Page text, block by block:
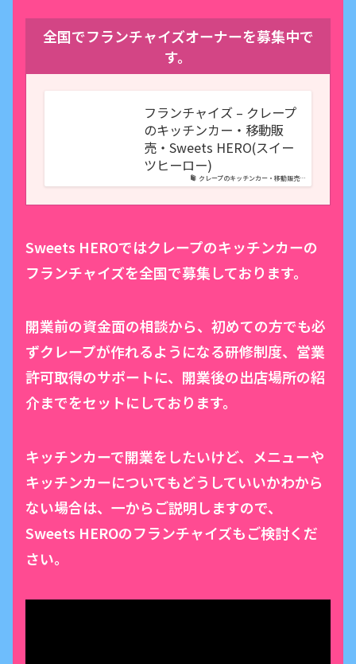
全国でフランチャイズオーナーを募集中で
す。
クレープのキッチンカー・移動販売…
フランチャイズ – クレープ
のキッチンカー・移動販
売・Sweets HERO(スイー
ツヒーロー)
Sweets HEROではクレープのキッチンカーの
フランチャイズを全国で募集しております。
開業前の資金面の相談から、初めての方でも必
ずクレープが作れるようになる研修制度、営業
許可取得のサポートに、開業後の出店場所の紹
介までをセットにしております。
キッチンカーで開業をしたいけど、メニューや
キッチンカーについてもどうしていいかわから
ない場合は、一からご説明しますので、
Sweets HEROのフランチャイズもご検討くだ
さい。